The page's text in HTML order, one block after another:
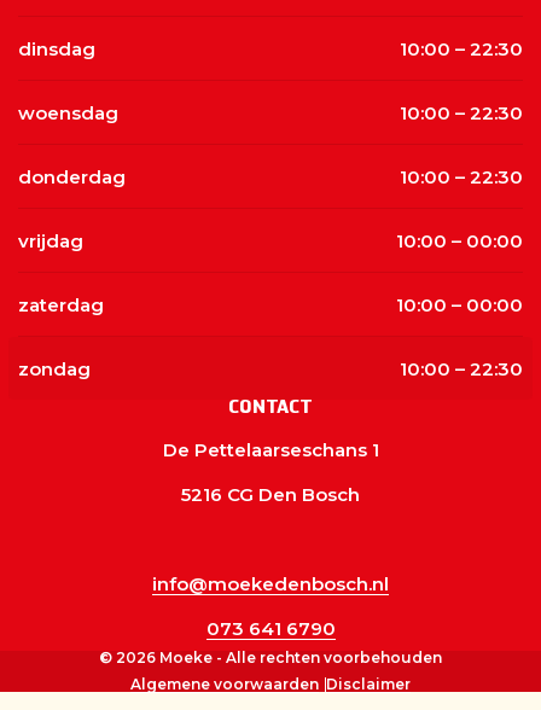
dinsdag 10:00 – 22:30
woensdag 10:00 – 22:30
donderdag 10:00 – 22:30
vrijdag 10:00 – 00:00
zaterdag 10:00 – 00:00
zondag 10:00 – 22:30
CONTACT
De Pettelaarseschans 1
5216 CG Den Bosch
info@moekedenbosch.nl
073 641 6790
© 2026 Moeke - Alle rechten voorbehouden
Algemene voorwaarden Disclaimer